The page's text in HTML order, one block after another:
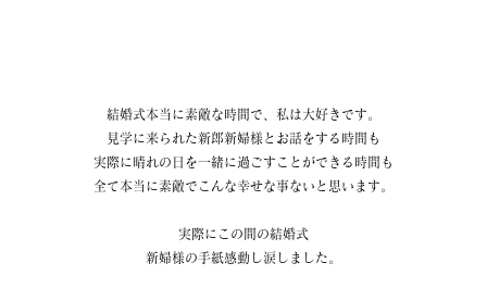
結婚式本当に素敵な時間で、私は大好きです。
見学に来られた新郎新婦様とお話をする時間も
実際に晴れの日を一緒に過ごすことができる時間も
全て本当に素敵でこんな幸せな事ないと思います。
実際にこの間の結婚式
新婦様の手紙感動し涙しました。